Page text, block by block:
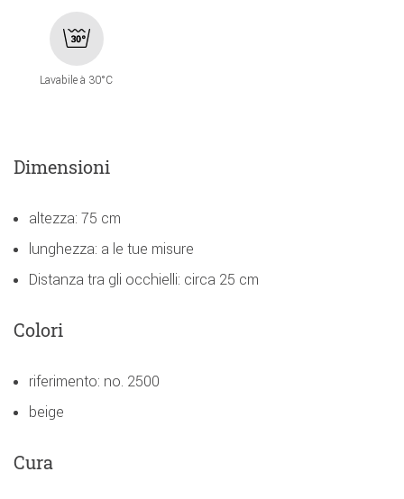
Lavabile à 30°C
Dimensioni
altezza: 75 cm
lunghezza: a le tue misure
Distanza tra gli occhielli: circa 25 cm
Colori
riferimento: no. 2500
beige
Cura